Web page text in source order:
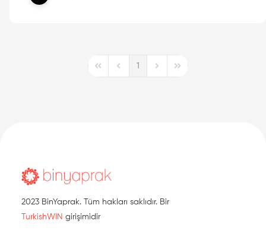
First PagePrevious Page
1
Next PageLast Page
2023 BinYaprak. Tüm hakları saklıdır. Bir
TurkishWIN girişimidir